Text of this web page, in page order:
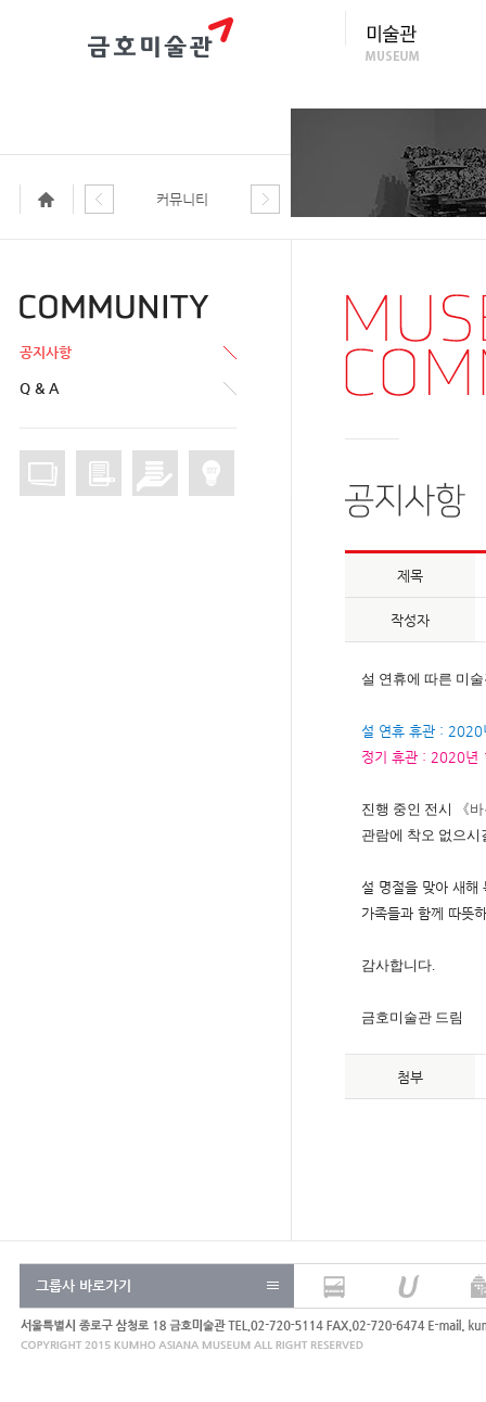
커뮤니티
공지사항
Q & A
제목
작성자
설 연휴에 따른 미
설 연휴 휴관 :
정기 휴관 : 2020년
진행 중인 전시
《
관람에 착오 없으시
설 명절을 맞아 새해
가족들과 함께 따뜻
감사합니다.
금호미술관 드림
첨부
그룹사 바로가기